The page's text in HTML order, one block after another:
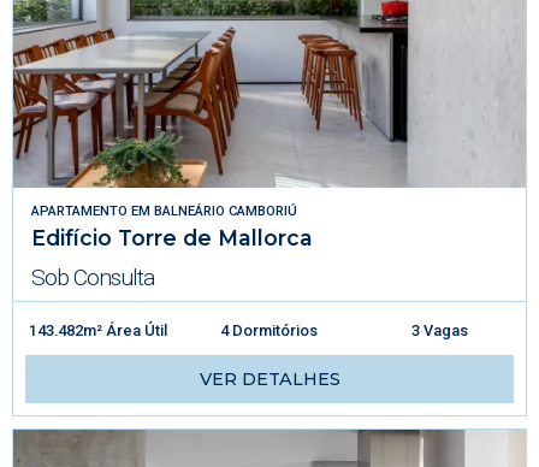
APARTAMENTO EM BALNEÁRIO CAMBORIÚ
Edifício Torre de Mallorca
Sob Consulta
143.482m² Área Útil 4 Dormitórios 3 Vagas
VER DETALHES